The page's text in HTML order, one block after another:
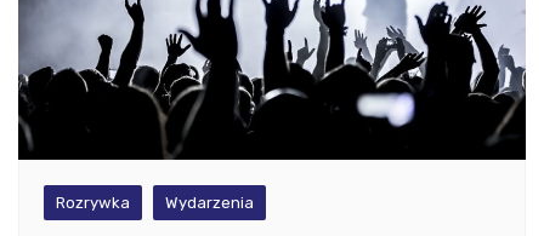
Rozrywka Wydarzenia